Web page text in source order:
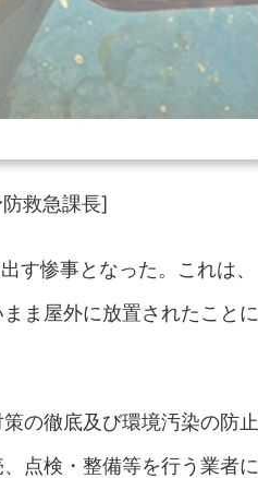
救急課長]
す惨事となった。これは、
ま屋外に放置されたことに
の徹底及び環境汚染の防止
点検・整備等を行う業者に